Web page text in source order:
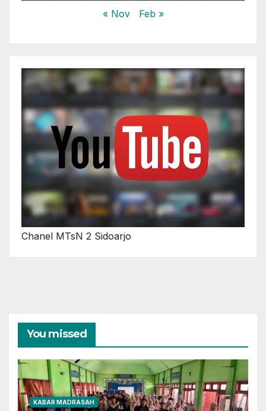
« Nov Feb »
Chanel MTsN 2 Sidoarjo
You missed
KABAR MADRASAH